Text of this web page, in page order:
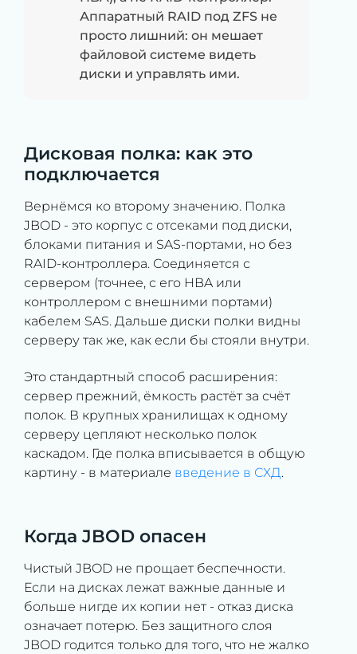
Аппаратный RAID под ZFS не
просто лишний: он мешает
файловой системе видеть
диски и управлять ими.
Дисковая полка: как это
подключается
Вернёмся ко второму значению. Полка
JBOD - это корпус с отсеками под диски,
блоками питания и SAS-портами, но без
RAID-контроллера. Соединяется с
сервером (точнее, с его HBA или
контроллером с внешними портами)
кабелем SAS. Дальше диски полки видны
серверу так же, как если бы стояли внутри.
Это стандартный способ расширения:
сервер прежний, ёмкость растёт за счёт
полок. В крупных хранилищах к одному
серверу цепляют несколько полок
каскадом. Где полка вписывается в общую
картину - в материале введение в СХД.
Когда JBOD опасен
Чистый JBOD не прощает беспечности.
Если на дисках лежат важные данные и
больше нигде их копии нет - отказ диска
означает потерю. Без защитного слоя
JBOD годится только для того, что не жалко